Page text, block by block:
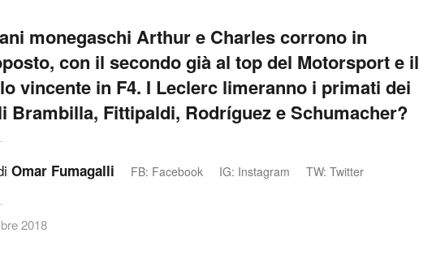
monegaschi Arthur e Charles corrono in
con il secondo già al top del Motorsport e il
vincente in F4. I Leclerc limeranno i primati dei
Brambilla, Fittipaldi, Rodríguez e Schumacher?
Omar Fumagalli FB: Facebook IG: Instagram TW: Twitter
2018